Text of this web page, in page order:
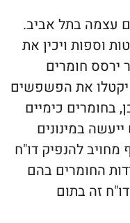
אביב.
ויכין את
הפשפשים
כימיים
דו"ח
בהם